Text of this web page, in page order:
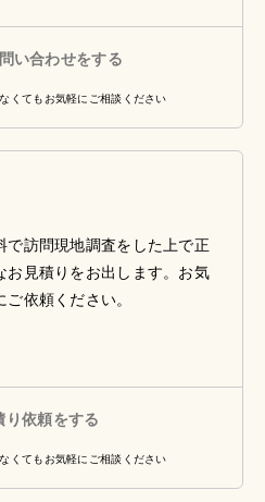
い合わせをする
くてもお気軽にご相談ください
で訪問現地調査をした上で正
お見積りをお出します。お気
ご依頼ください。
り依頼をする
くてもお気軽にご相談ください